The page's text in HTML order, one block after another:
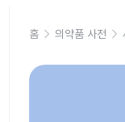
홈 의약품 사전